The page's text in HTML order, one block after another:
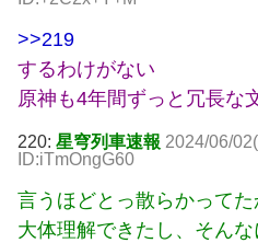
>>219
するわけがない
原神も4年間ずっと冗長な
220: 星穹列車速報 2024/06/
ID:iTmOngG60
言うほどとっ散らかってた
大体理解できたし、そん